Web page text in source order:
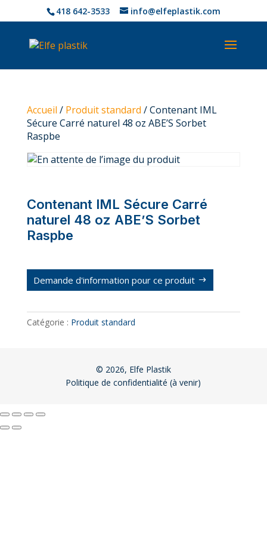
418 642-3533 info@elfeplastik.com
Accueil / Produit standard / Contenant IML
Sécure Carré naturel 48 oz ABE’S Sorbet
Raspbe
Contenant IML Sécure Carré
naturel 48 oz ABE’S Sorbet
Raspbe
Demande d'information pour ce produit
Catégorie : Produit standard
© 2026, Elfe Plastik
Politique de confidentialité (à venir)